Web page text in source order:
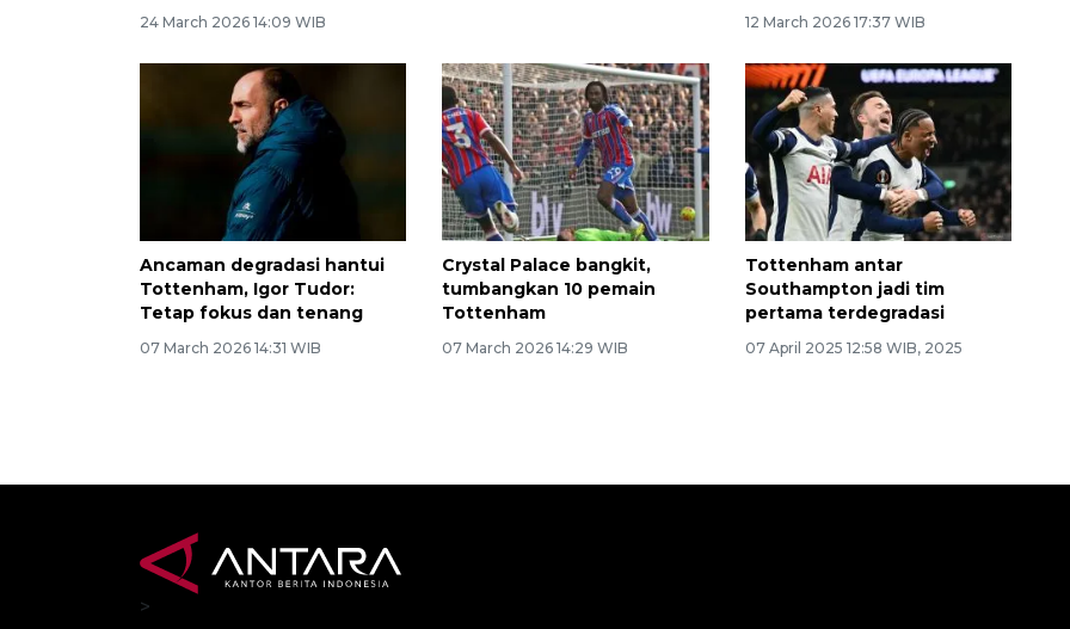
24 March 2026 14:09 WIB 12 March 2026 17:37 WIB
Ancaman degradasi hantui
Tottenham, Igor Tudor:
Tetap fokus dan tenang
07 March 2026 14:31 WIB
Crystal Palace bangkit,
tumbangkan 10 pemain
Tottenham
07 March 2026 14:29 WIB
Tottenham antar
Southampton jadi tim
pertama terdegradasi
07 April 2025 12:58 WIB, 2025
>